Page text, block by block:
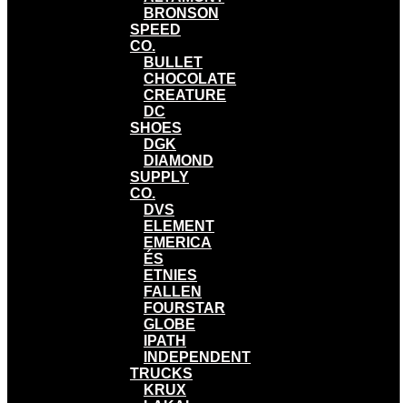
BRONSON
SPEED
CO.
BULLET
CHOCOLATE
CREATURE
DC
SHOES
DGK
DIAMOND
SUPPLY
CO.
DVS
ELEMENT
EMERICA
ÉS
ETNIES
FALLEN
FOURSTAR
GLOBE
IPATH
INDEPENDENT
TRUCKS
KRUX